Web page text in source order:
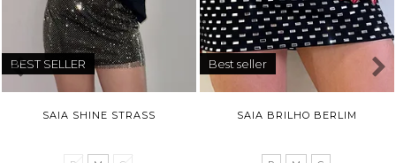
BEST SELLER
SAIA SHINE STRASS
Best seller
SAIA BRILHO BERLIM